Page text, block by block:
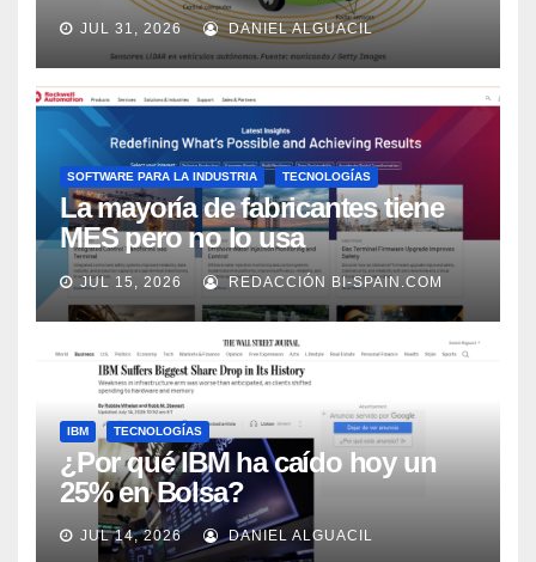
los próximos 2 años, según
Market Watch
JUL 31, 2026 DANIEL ALGUACIL
SOFTWARE PARA LA INDUSTRIA TECNOLOGÍAS
La mayoría de fabricantes tiene
MES pero no lo usa
adecuadamente, según Rockwell
Automation
JUL 15, 2026 REDACCIÓN BI-SPAIN.COM
IBM TECNOLOGÍAS
¿Por qué IBM ha caído hoy un
25% en Bolsa?
JUL 14, 2026 DANIEL ALGUACIL